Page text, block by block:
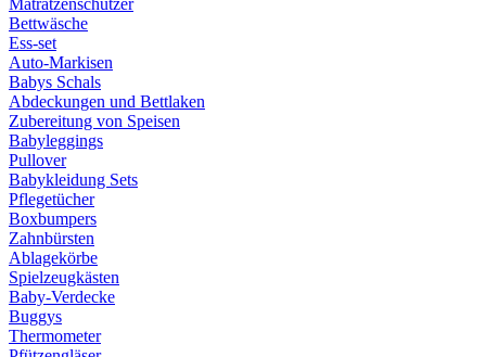
Matratzenschützer
Bettwäsche
Ess-set
Auto-Markisen
Babys Schals
Abdeckungen und Bettlaken
Zubereitung von Speisen
Babyleggings
Pullover
Babykleidung Sets
Pflegetücher
Boxbumpers
Zahnbürsten
Ablagekörbe
Spielzeugkästen
Baby-Verdecke
Buggys
Thermometer